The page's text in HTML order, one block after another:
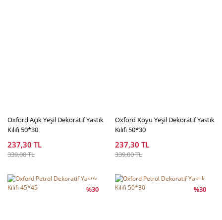
Oxford Açık Yeşil Dekoratif Yastık
Kılıfı 50*30
237,30 TL
339,00 TL
Oxford Koyu Yeşil Dekoratif Yastık
Kılıfı 50*30
237,30 TL
339,00 TL
%30 %30